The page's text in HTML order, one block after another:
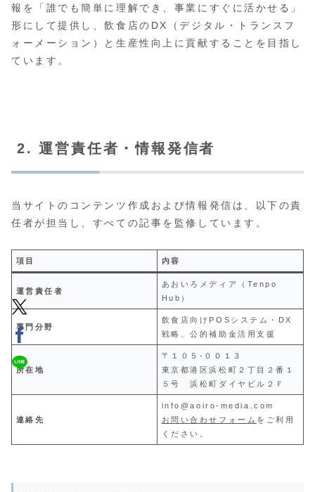
報を「誰でも簡単に理解でき、事業にすぐに活かせる」
形にして提供し、飲食店のDX（デジタル・トランスフ
ォーメーション）と生産性向上に貢献することを目指し
ています。
2. 運営責任者・情報発信者
当サイトのコンテンツ作成および情報発信は、以下の責
任者が担当し、すべての記事を監修しています。
項目 内容
運営責任者
あおいろメディア（Tenpo
Hub）
専門分野
飲食店向けPOSシステム・DX
戦略、公的補助金活用支援
所在地
〒１０５-００１３
東京都港区浜松町２丁目２番１
５号 浜松町ダイヤビル２Ｆ
連絡先
info@aoiro-media.com
お問い合わせフォーム をご利用
ください。